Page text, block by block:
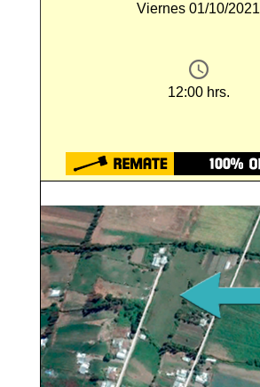
Viernes 01/10/2021
12:00 hrs.